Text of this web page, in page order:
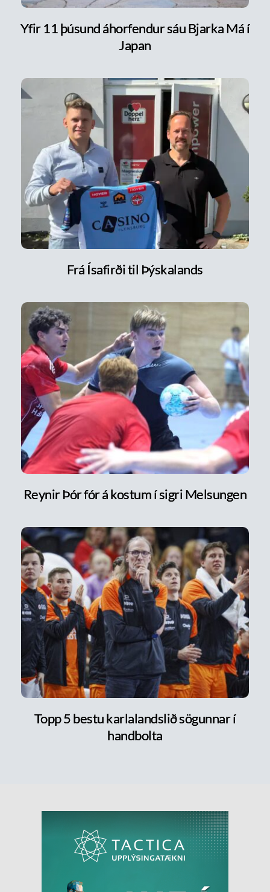
Yfir 11 þúsund áhorfendur sáu Bjarka Má í
Japan
Frá Ísafirði til Þýskalands
Reynir Þór fór á kostum í sigri Melsungen
Topp 5 bestu karlalandslið sögunnar í
handbolta